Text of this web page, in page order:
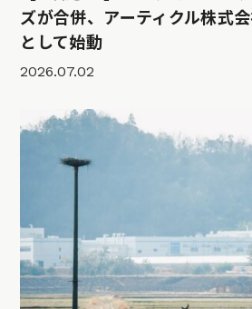
ズが合併、アーティクル株式
として始動
2026.07.02